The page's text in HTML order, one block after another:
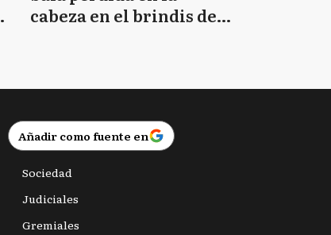
cabeza en el brindis de
Añadir como fuente en
Sociedad
Judiciales
Gremiales